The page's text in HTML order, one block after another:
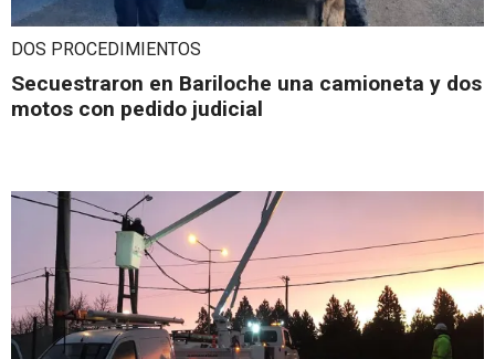
DOS PROCEDIMIENTOS
Secuestraron en Bariloche una camioneta y dos
motos con pedido judicial